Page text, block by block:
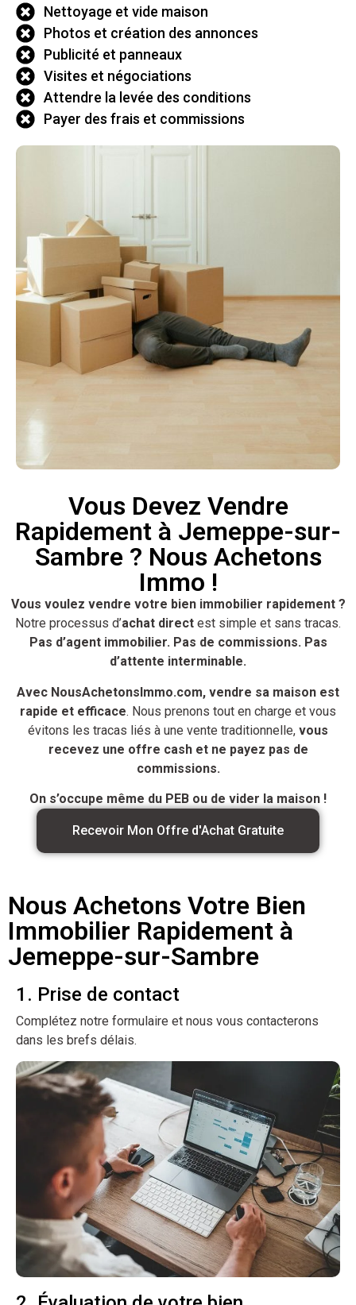
Nettoyage et vide maison
Photos et création des annonces
Publicité et panneaux
Visites et négociations
Attendre la levée des conditions
Payer des frais et commissions
Vous Devez Vendre
Rapidement à Jemeppe-sur-
Sambre ? Nous Achetons
Immo !
Vous voulez vendre votre bien immobilier rapidement ?
Notre processus d’achat direct est simple et sans tracas.
Pas d’agent immobilier. Pas de commissions. Pas
d’attente interminable.
Avec NousAchetonsImmo.com, vendre sa maison est
rapide et efficace. Nous prenons tout en charge et vous
évitons les tracas liés à une vente traditionnelle, vous
recevez une offre cash et ne payez pas de
commissions.
On s’occupe même du PEB ou de vider la maison !
Recevoir Mon Offre d'Achat Gratuite
Nous Achetons Votre Bien
Immobilier Rapidement à
Jemeppe-sur-Sambre
1. Prise de contact
Complétez notre formulaire et nous vous contacterons
dans les brefs délais.